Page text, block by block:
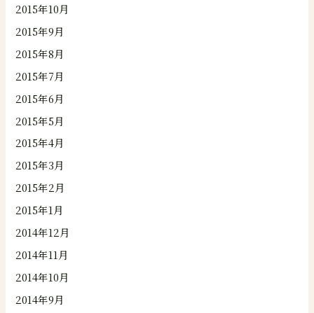
2015年10月
2015年9月
2015年8月
2015年7月
2015年6月
2015年5月
2015年4月
2015年3月
2015年2月
2015年1月
2014年12月
2014年11月
2014年10月
2014年9月